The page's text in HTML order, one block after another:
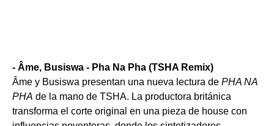
- Âme, Busiswa - Pha Na Pha (TSHA Remix)
Âme y Busiswa presentan una nueva lectura de PHA NA
PHA de la mano de TSHA. La productora británica
transforma el corte original en una pieza de house con